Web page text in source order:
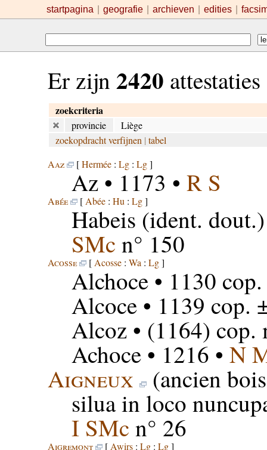
startpagina geografie archieven edities
Er zijn 2420
zoekcriteria
provincie
Liège
zoekopdracht verfijnen | tabel
Aaz
[Hermée: Lg: Lg]
Az• 1173 • R S
Abée [ Abée: Hu : Lg]
Habeis (ident.
SMc n° 150
Acosse [ Acosse: Wa : Lg]
Alchoce• 1130
Alcoce• 1139 cop.
Alcoz• (1164) cop.
Achoce• 1216 • N
Aigneux (ancien
silua in loco
I SMc n° 26
Aigremont [ Awirs: Lg: Lg]